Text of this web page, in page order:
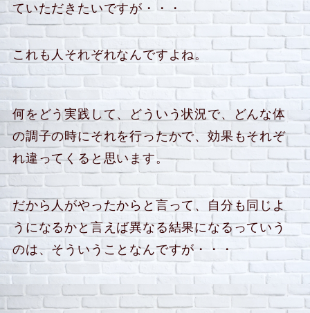
ていただきたいですが・・・
これも人それぞれなんですよね。
何をどう実践して、どういう状況で、どんな体
の調子の時にそれを行ったかで、効果もそれぞ
れ違ってくると思います。
だから人がやったからと言って、自分も同じよ
うになるかと言えば異なる結果になるっていう
のは、そういうことなんですが・・・